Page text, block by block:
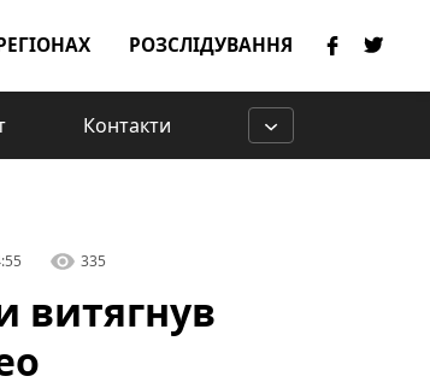
РОЗСЛІДУВАННЯ
Контакти
335
витягнув